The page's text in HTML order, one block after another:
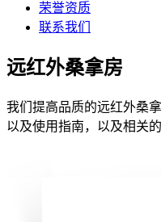
荣誉资质
联系我们
远红外桑拿房
我们提高品质的远红外桑
以及使用指南，以及相关